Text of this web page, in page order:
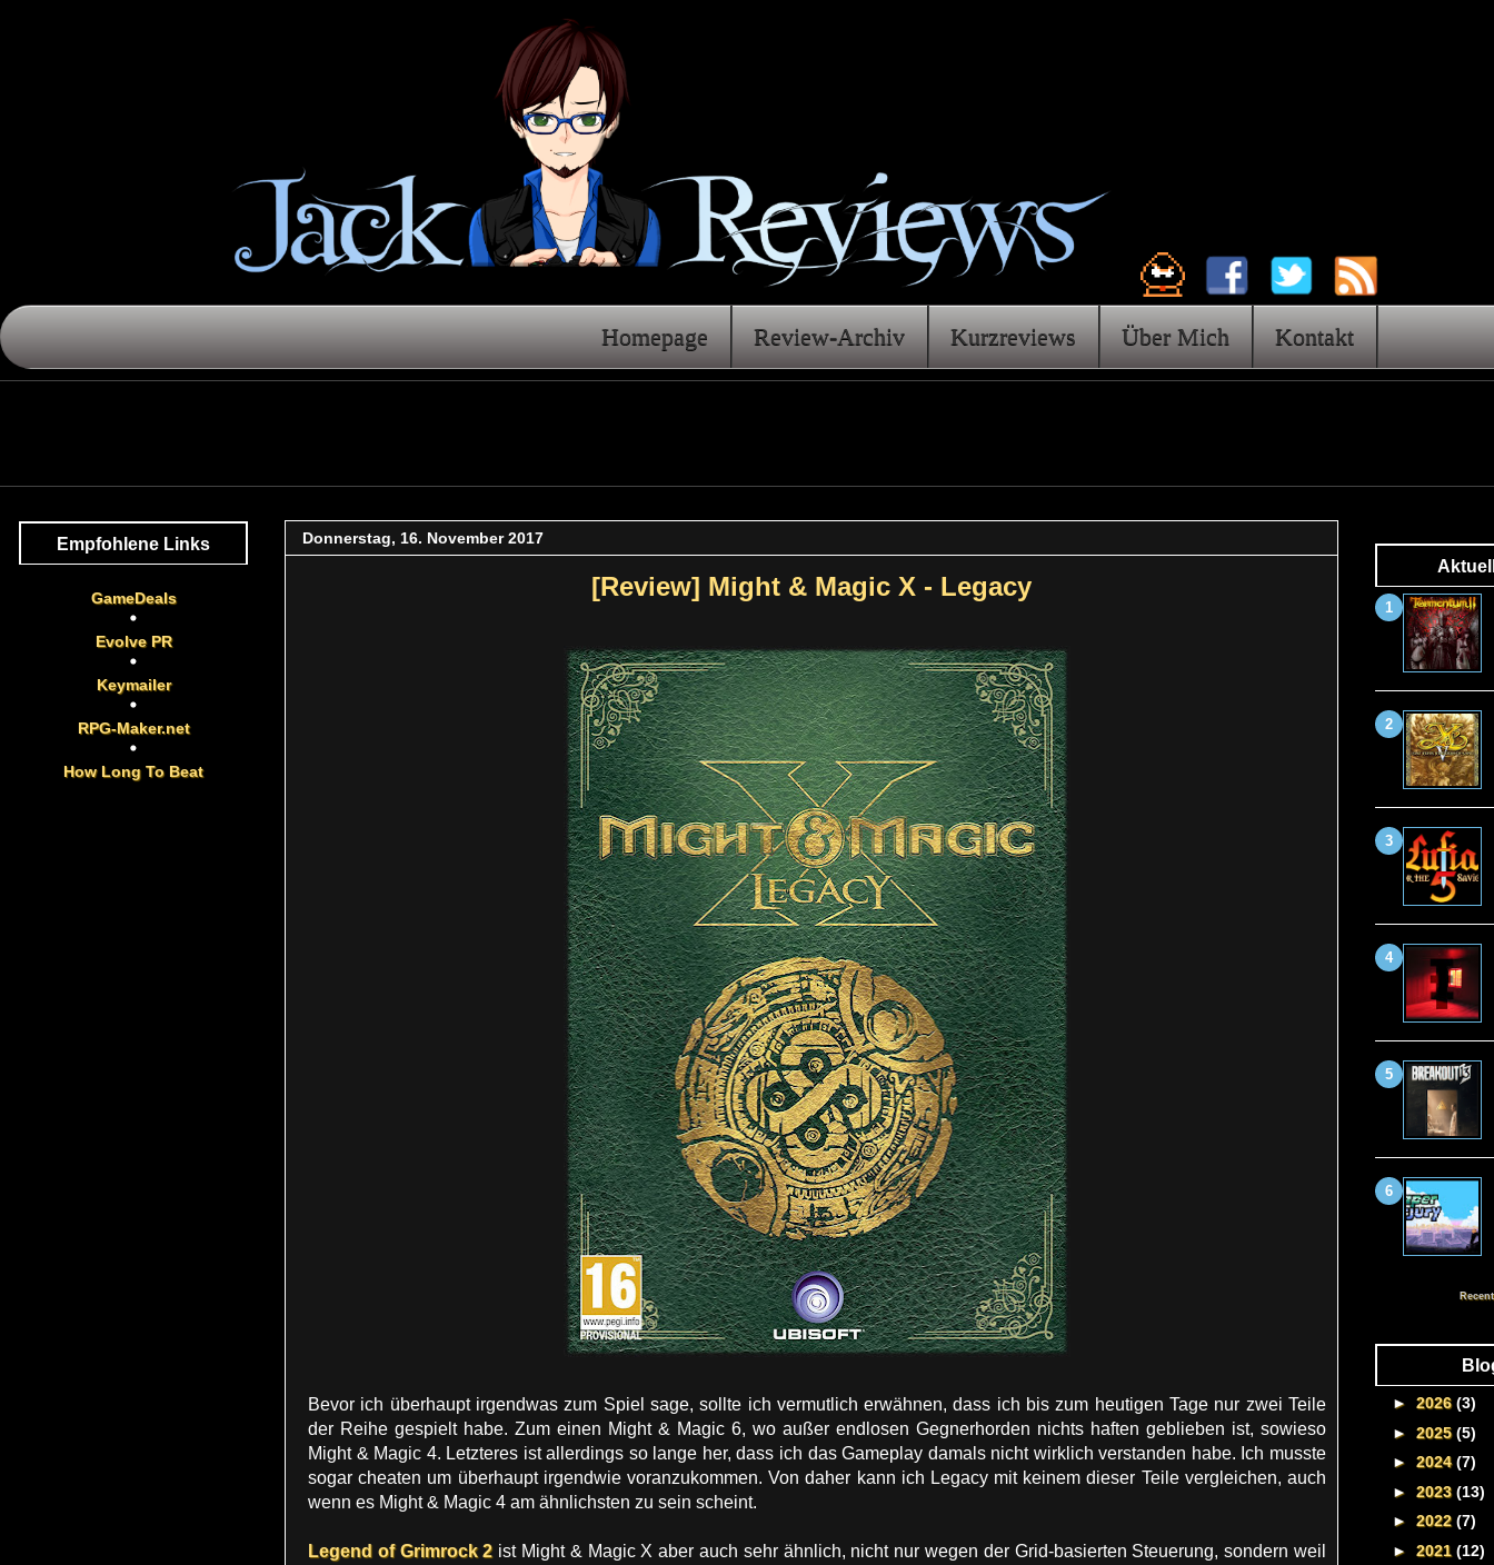
Homepage Review-Archiv Kurzreviews Über Mich Kontakt
Donnerstag, 16. November 2017
[Review] Might & Magic X - Legacy
Bevor ich überhaupt irgendwas zum Spiel sage, sollte ich vermutlich erwähnen, dass ich bis zum heutigen Tage nur zwei Teile
der Reihe gespielt habe. Zum einen Might & Magic 6, wo außer endlosen Gegnerhorden nichts haften geblieben ist, sowieso
Might & Magic 4. Letzteres ist allerdings so lange her, dass ich das Gameplay damals nicht wirklich verstanden habe. Ich musste
sogar cheaten um überhaupt irgendwie voranzukommen. Von daher kann ich Legacy mit keinem dieser Teile vergleichen, auch
wenn es Might & Magic 4 am ähnlichsten zu sein scheint.
Legend of Grimrock 2 ist Might & Magic X aber auch sehr ähnlich, nicht nur wegen der Grid-basierten Steuerung, sondern weil
Empfohlene Links
GameDeals
Evolve PR
Keymailer
RPG-Maker.net
How Long To Beat
► 2026(3)
► 2025(5)
► 2024(7)
► 2023(13)
► 2022 (7)
► 2021 (12)